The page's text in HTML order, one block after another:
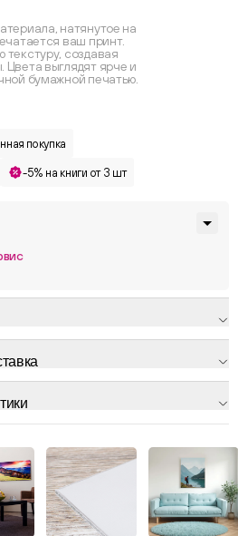
натянутое на
ваш принт.
создавая
выглядят ярче и
бумажной печатью.
покупка
-5% на книги от 3 шт